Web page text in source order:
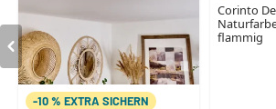
-10 % EXTRA SICHERN
Corinto
flammig